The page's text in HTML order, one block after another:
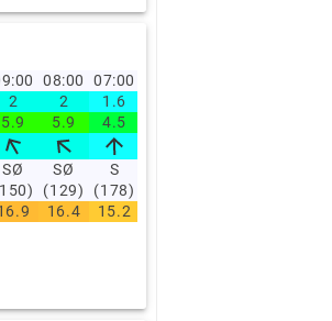
08:00
07:00
2 2
1.6
5.9 5.9 4.5
SØ
SØ
(129)
S
(178)
16.4 15.2